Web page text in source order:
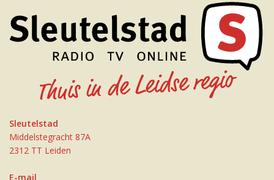
Sleutelstad
Middelstegracht 87A
2312 TT Leiden
E-mail